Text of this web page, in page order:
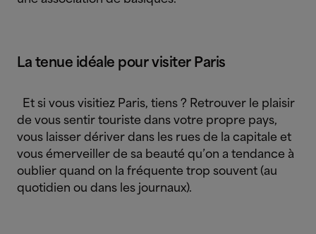
La tenue idéale pour visiter Paris
Et si vous visitiez Paris, tiens ? Retrouver le plaisir
de vous sentir touriste dans votre propre pays,
vous laisser dériver dans les rues de la capitale et
vous émerveiller de sa beauté qu’on a tendance à
oublier quand on la fréquente trop souvent (au
quotidien ou dans les journaux).